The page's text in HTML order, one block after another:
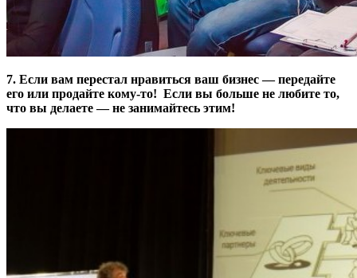
7. Если вам перестал нравиться ваш бизнес — передайте
его или продайте кому-то! Если вы больше не любите то,
что вы делаете — не занимайтесь этим!